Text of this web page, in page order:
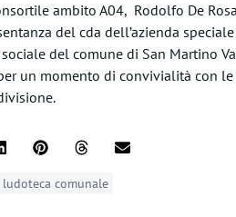
ambito A04, Rodolfo De
del cda dell’azienda
del comune di San Martino
per un momento di convivialità con
ludoteca comunale